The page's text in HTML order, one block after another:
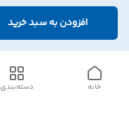
افزودن به سبد خرید
دسته‌بندی خانه